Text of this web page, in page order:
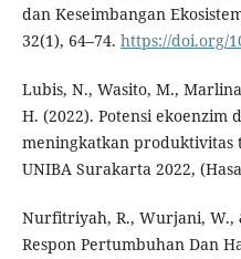
dan Keseimbangan
32(1), 64–74. https://doi.org/
Lubis, N., Wasito, M.,
H. (2022). Potensi
meningkatkan produktivitas
UNIBA Surakarta 2022,
Nurfitriyah, R., Wurjani, W.,
Respon Pertumbuhan Dan